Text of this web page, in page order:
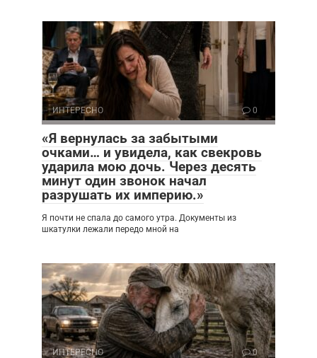
ИНТЕРЕСНО 0
«Я вернулась за забытыми
очками… и увидела, как свекровь
ударила мою дочь. Через десять
минут один звонок начал
разрушать их империю.»
Я почти не спала до самого утра. Документы из
шкатулки лежали передо мной на
ИНТЕРЕСНО 0